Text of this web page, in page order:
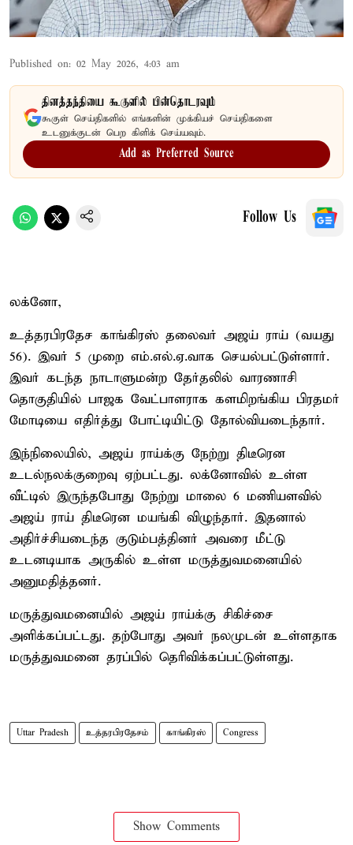
Published on: 02 May 2026, 4:03 am
தினத்தந்தியை கூகுளில் பின்தொடரவும்
கூகுள் செய்திகளில் எங்களின் முக்கியச் செய்திகளை
உடனுக்குடன் பெற கிளிக் செய்யவும்.
Add as Preferred Source
Follow Us
லக்னோ,
உத்தரபிரதேச காங்கிரஸ் தலைவர் அஜய் ராய் (வயது
56). இவர் 5 முறை எம்.எல்.ஏ.வாக செயல்பட்டுள்ளார்.
இவர் கடந்த நாடாளுமன்ற தேர்தலில் வாரணாசி
தொகுதியில் பாஜக வேட்பாளராக களமிறங்கிய பிரதமர்
மோடியை எதிர்த்து போட்டியிட்டு தோல்வியடைந்தார்.
இந்நிலையில், அஜய் ராய்க்கு நேற்று திடீரென
உடல்நலக்குறைவு ஏற்பட்டது. லக்னோவில் உள்ள
வீட்டில் இருந்தபோது நேற்று மாலை 6 மணியளவில்
அஜய் ராய் திடீரென மயங்கி விழுந்தார். இதனால்
அதிர்ச்சியடைந்த குடும்பத்தினர் அவரை மீட்டு
உடனடியாக அருகில் உள்ள மருத்துவமனையில்
அனுமதித்தனர்.
மருத்துவமனையில் அஜய் ராய்க்கு சிகிச்சை
அளிக்கப்பட்டது. தற்போது அவர் நலமுடன் உள்ளதாக
மருத்துவமனை தரப்பில் தெரிவிக்கப்பட்டுள்ளது.
Uttar Pradesh உத்தரபிரதேசம் காங்கிரஸ் Congress
Show Comments